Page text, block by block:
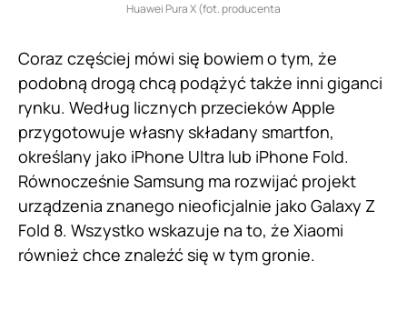
Huawei Pura X (fot. producenta
Coraz częściej mówi się bowiem o tym, że
podobną drogą chcą podążyć także inni giganci
rynku. Według licznych przecieków Apple
przygotowuje własny składany smartfon,
określany jako iPhone Ultra lub iPhone Fold.
Równocześnie Samsung ma rozwijać projekt
urządzenia znanego nieoficjalnie jako Galaxy Z
Fold 8. Wszystko wskazuje na to, że Xiaomi
również chce znaleźć się w tym gronie.